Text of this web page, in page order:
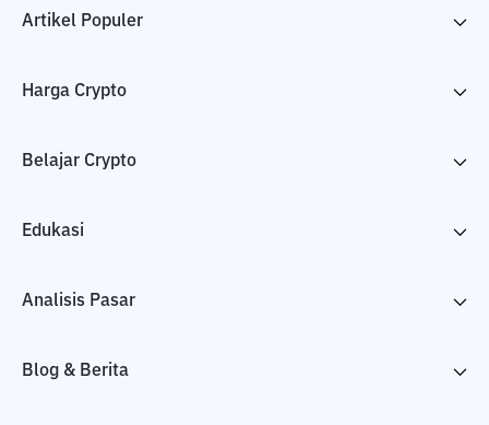
Artikel Populer
Harga Crypto
Belajar Crypto
Edukasi
Analisis Pasar
Blog & Berita